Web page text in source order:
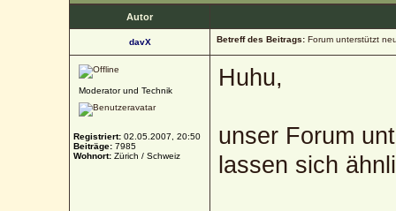
Autor
davX Betreff des Beitrags: Forum unterstützt
Moderator und Technik
Registriert: 02.05.2007, 20:50
Beiträge: 7985
Wohnort: Zürich / Schweiz
Huhu,
unser Forum
lassen sich